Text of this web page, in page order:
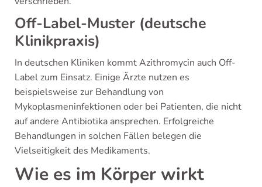
Off-Label-Muster (deutsche
Klinikpraxis)
In deutschen Kliniken kommt Azithromycin auch Off-
Label zum Einsatz. Einige Ärzte nutzen es
beispielsweise zur Behandlung von
Mykoplasmeninfektionen oder bei Patienten, die nicht
auf andere Antibiotika ansprechen. Erfolgreiche
Behandlungen in solchen Fällen belegen die
Vielseitigkeit des Medikaments.
Wie es im Körper wirkt